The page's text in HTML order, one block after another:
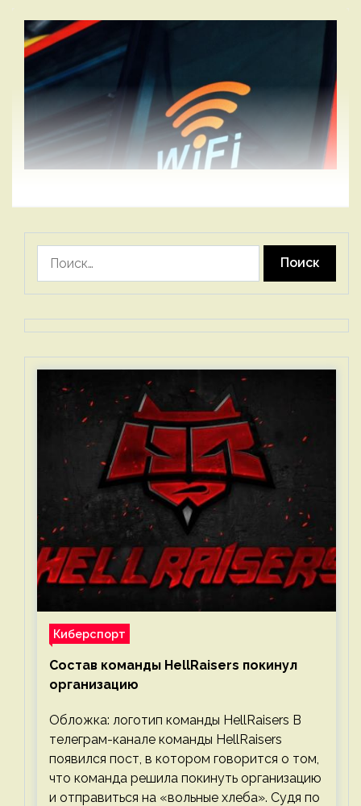
Киберспорт
Состав команды HellRaisers покинул
организацию
Обложка: логотип команды HellRaisers В
телеграм-канале команды HellRaisers
появился пост, в котором говорится о том,
что команда решила покинуть организацию
и отправиться на «вольные хлеба». Судя по